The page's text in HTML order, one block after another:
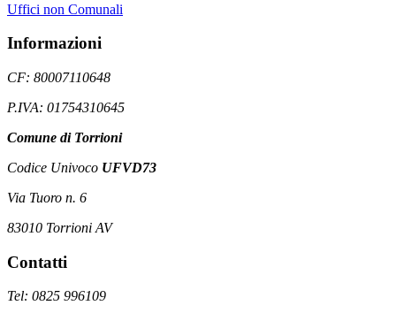
Uffici non Comunali
Informazioni
CF: 80007110648
P.IVA: 01754310645
Comune di Torrioni
Codice Univoco UFVD73
Via Tuoro n. 6
83010 Torrioni AV
Contatti
Tel: 0825 996109